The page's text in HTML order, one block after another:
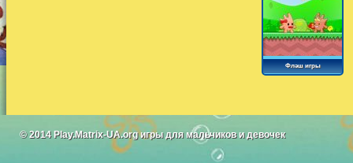
Флэш игры
© 2014 Play.Matrix-UA.orgигры для мальчиков и девочек